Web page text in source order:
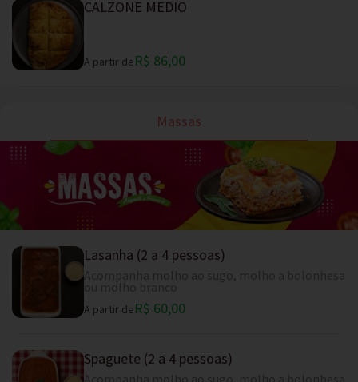
CALZONE MEDIO
A partir deR$ 86,00
Massas
Lasanha (2 a 4 pessoas)
A partir deR$ 60,00
Spaguete (2 a 4 pessoas)